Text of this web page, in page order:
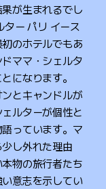
が生まれるでし
ター パリ イース
のホテルでもあ
ママ・シェルタ
になります。
とキャンドルが
ルターが個性と
っています。マ
し外れた理由
物の旅行者たち
意志を示してい